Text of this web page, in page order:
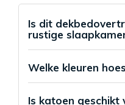
Is dit
rustige
Welke kleuren
Is katoen geschikt